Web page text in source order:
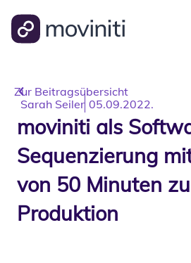
Zur Beitragsübersicht
Sarah Seiler 05.09.2022.
moviniti als
Sequenzierung
von 50 Minuten
Produktion